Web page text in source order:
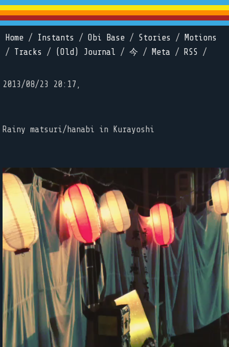
Home / Instants / Obi Base / Stories /
Motions
/ Tracks / (Old) Journal / 今 / Meta / RSS /
2013/08/23 20:17,
Rainy matsuri/hanabi in Kurayoshi